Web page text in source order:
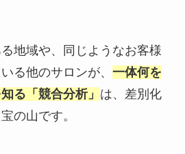
地域や、同じようなお客様
る他のサロンが、 一体何を
る「競合分析」 は、差別化
の山です。